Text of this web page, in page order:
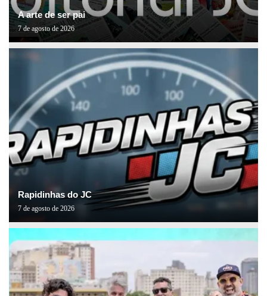
A arte de ser pai
7 de agosto de 2026
Rapidinhas do JC
7 de agosto de 2026